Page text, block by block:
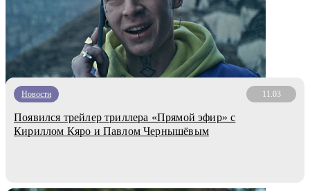
Новости 11.03
Появился трейлер триллера «Прямой эфир» с
Кириллом Кяро и Павлом Чернышёвым